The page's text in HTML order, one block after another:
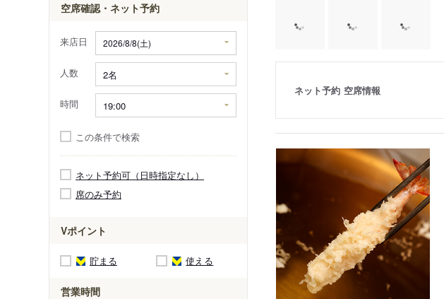
空席確認・ネット予約
来店日
人数
時間
この条件で検索
ネット予約可（日時指定なし）
席のみ予約
Vポイント
貯まる 使える
営業時間
ネット予約 空席情報